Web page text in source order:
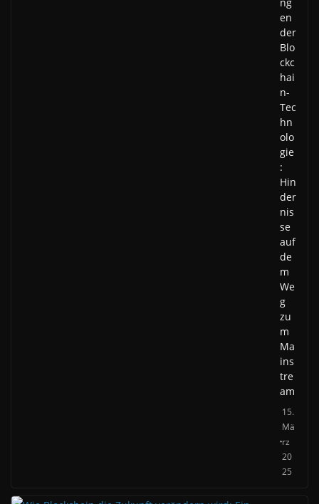
en
der
Blo
ckc
hai
n-
Tec
hn
olo
gie
:
Hin
der
nis
se
auf
de
m
We
g
zu
m
Ma
ins
tre
am
15.
Mä
rz
20
25